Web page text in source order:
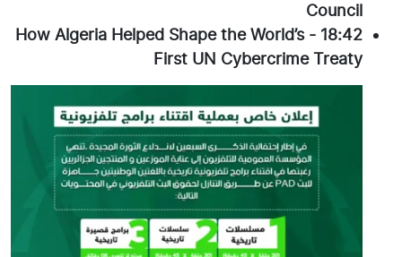
Council
18:42
-
How Algeria Helped Shape the World’s
First UN Cybercrime Treaty